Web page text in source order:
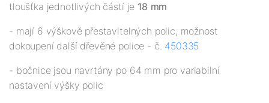
tloušťka jednotlivých částí je 18 mm
- mají 6 výškově přestavitelných polic, možnost
dokoupení další dřevěné police - č. 450335
- bočnice jsou navrtány po 64 mm pro variabilní
nastavení výšky polic